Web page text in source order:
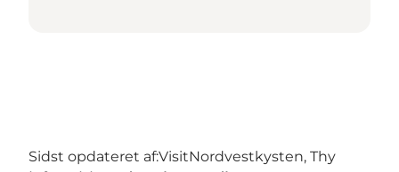
Sidst opdateret af:VisitNordvestkysten, Thy